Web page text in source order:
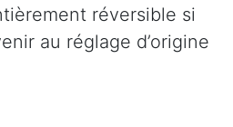
réversible si
au réglage d’origine